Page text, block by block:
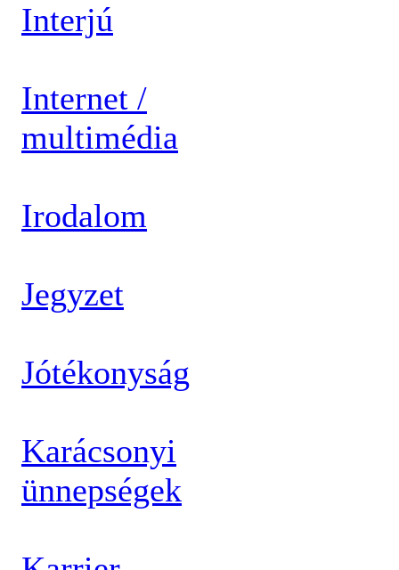
Interjú
Internet /
multimédia
Irodalom
Jegyzet
Jótékonyság
Karácsonyi
ünnepségek